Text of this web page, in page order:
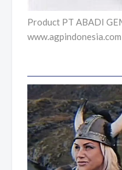
Product PT ABADI
www.agpindonesia.com